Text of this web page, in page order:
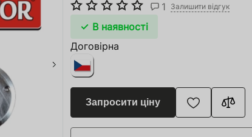
аксесуари
та спорт
1 Залишити відгук
В наявності
Договірна
Запросити ціну